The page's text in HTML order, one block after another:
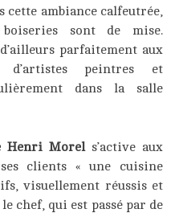
cette ambiance calfeutrée,
sont de mise.
parfaitement aux
d’artistes peintres et
dans la salle
Henri Morels’active aux
clients « une cuisine
visuellement réussis et
chef, qui est passé par de